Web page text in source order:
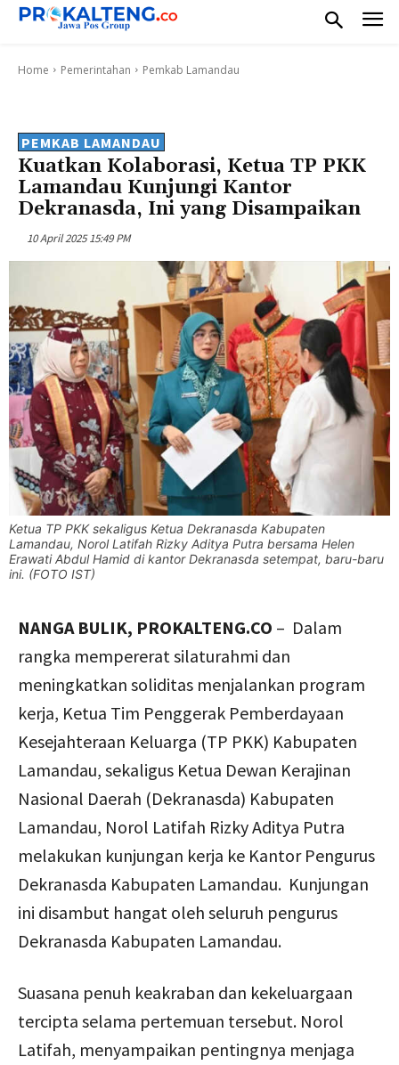
Home Pemerintahan Pemkab Lamandau
PEMKAB LAMANDAU
Kuatkan Kolaborasi, Ketua TP PKK
Lamandau Kunjungi Kantor
Dekranasda, Ini yang Disampaikan
10 April 2025 15:49 PM
Ketua TP PKK sekaligus Ketua Dekranasda Kabupaten
Lamandau, Norol Latifah Rizky Aditya Putra bersama Helen
Erawati Abdul Hamid di kantor Dekranasda setempat, baru-baru
ini. (FOTO IST)
NANGA BULIK, PROKALTENG.CO – Dalam
rangka mempererat silaturahmi dan
meningkatkan soliditas menjalankan program
kerja, Ketua Tim Penggerak Pemberdayaan
Kesejahteraan Keluarga (TP PKK) Kabupaten
Lamandau, sekaligus Ketua Dewan Kerajinan
Nasional Daerah (Dekranasda) Kabupaten
Lamandau, Norol Latifah Rizky Aditya Putra
melakukan kunjungan kerja ke Kantor Pengurus
Dekranasda Kabupaten Lamandau. Kunjungan
ini disambut hangat oleh seluruh pengurus
Dekranasda Kabupaten Lamandau.
Suasana penuh keakraban dan kekeluargaan
tercipta selama pertemuan tersebut. Norol
Latifah, menyampaikan pentingnya menjaga